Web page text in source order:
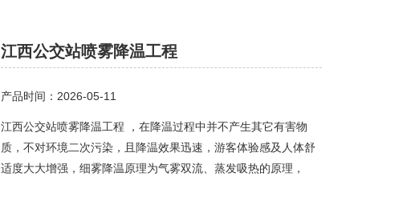
江西公交站喷雾降温工程
产品时间：2026-05-11
江西公交站喷雾降温工程 ，在降温过程中并不产生其它有害物
质，不对环境二次污染，且降温效果迅速，游客体验感及人体舒
适度大大增强，细雾降温原理为气雾双流、蒸发吸热的原理，